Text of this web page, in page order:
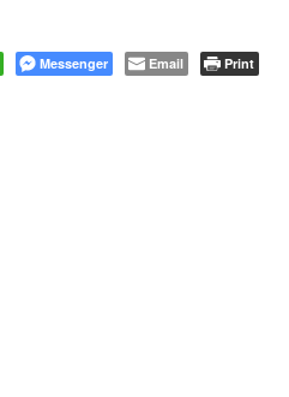
Messenger Email Print